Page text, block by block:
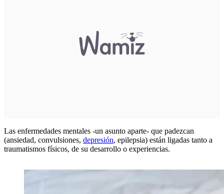
Las enfermedades mentales -un asunto aparte- que padezcan
(ansiedad, convulsiones, depresión, epilepsia) están ligadas tanto a
traumatismos físicos, de su desarrollo o experiencias.